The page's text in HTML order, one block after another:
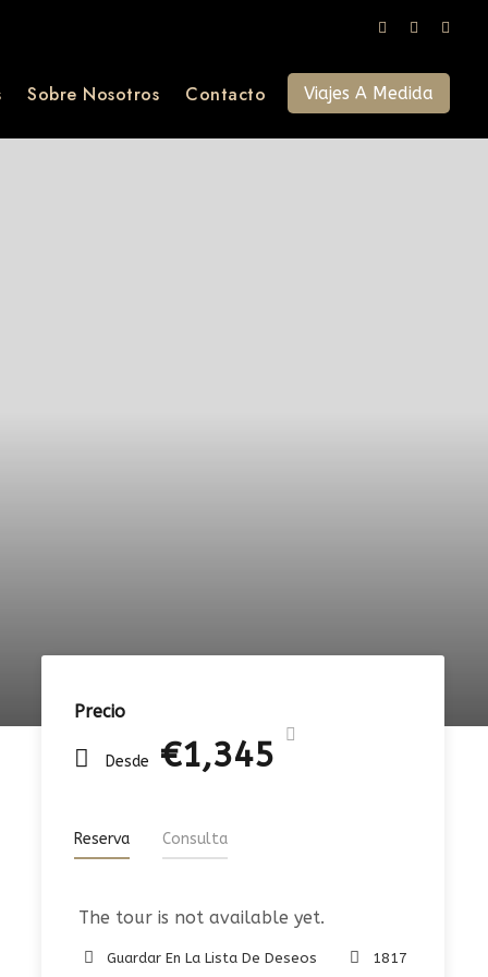
Sobre Nosotros Contacto Viajes A Medida
Precio
Desde €1,345
Reserva Consulta
The tour is not available yet.
Guardar En La Lista De Deseos 1817